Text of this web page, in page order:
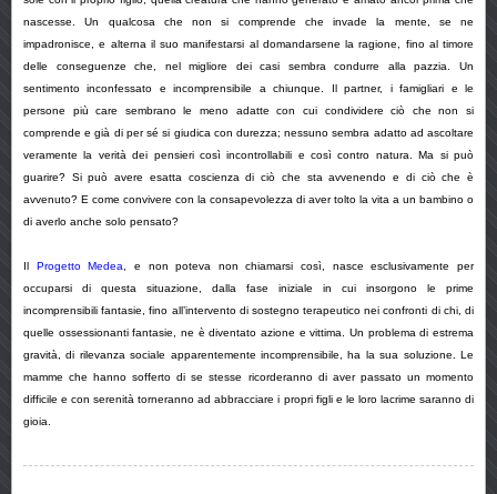
nascesse. Un qualcosa che non si comprende che invade la mente, se ne
impadronisce, e alterna il suo manifestarsi al domandarsene la ragione, fino al timore
delle conseguenze che, nel migliore dei casi sembra condurre alla pazzia. Un
sentimento inconfessato e incomprensibile a chiunque. Il partner, i famigliari e le
persone più care sembrano le meno adatte con cui condividere ciò che non si
comprende e già di per sé si giudica con durezza; nessuno sembra adatto ad ascoltare
veramente la verità dei pensieri così incontrollabili e così contro natura. Ma si può
guarire? Si può avere esatta coscienza di ciò che sta avvenendo e di ciò che è
avvenuto? E come convivere con la consapevolezza di aver tolto la vita a un bambino o
di averlo anche solo pensato?
Il Progetto Medea
, e non poteva non chiamarsi così, nasce esclusivamente per
occuparsi di questa situazione, dalla fase iniziale in cui insorgono le prime
incomprensibili fantasie, fino all’intervento di sostegno terapeutico nei confronti di chi, di
quelle ossessionanti fantasie, ne è diventato azione e vittima. Un problema di estrema
gravità, di rilevanza sociale apparentemente incomprensibile, ha la sua soluzione. Le
mamme che hanno sofferto di se stesse ricorderanno di aver passato un momento
difficile e con serenità torneranno ad abbracciare i propri figli e le loro lacrime saranno di
gioia.